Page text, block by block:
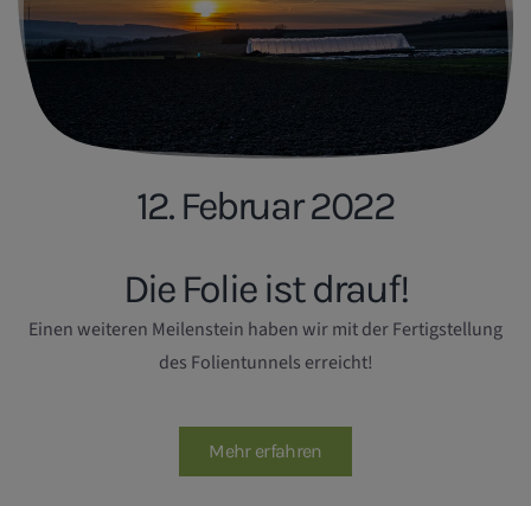
12. Februar 2022
Die Folie ist drauf!
Einen weiteren Meilenstein haben wir mit der Fertigstellung
des Folientunnels erreicht!
Mehr erfahren